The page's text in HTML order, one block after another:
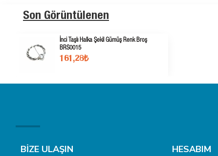
Son Görüntülenen
İnci Taşlı Halka Şekil Gümüş Renk Broş
BRS0015
161,28₺
BİZE ULAŞIN HESABIM